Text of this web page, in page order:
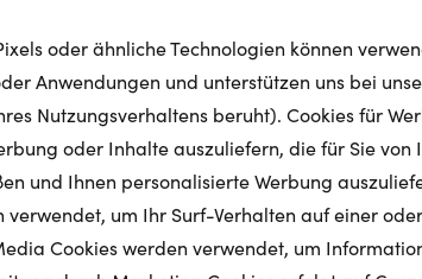
oder ähnliche Technologien können
Anwendungen und unterstützen uns bei
Nutzungsverhaltens beruht). Cookies für
oder Inhalte auszuliefern, die für Sie
und Ihnen personalisierte Werbung
um Ihr Surf-Verhalten auf einer
Cookies werden verwendet, um